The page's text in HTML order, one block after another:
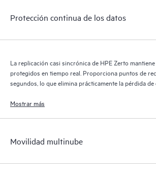
Protección continua de los datos
La replicación casi sincrónica de HPE Zerto
protegidos en tiempo real. Proporciona puntos de
segundos, lo que elimina prácticamente la pérdida de
durante 30 días, lo que proporciona una recuperación
Mostrar más
Movilidad multinube